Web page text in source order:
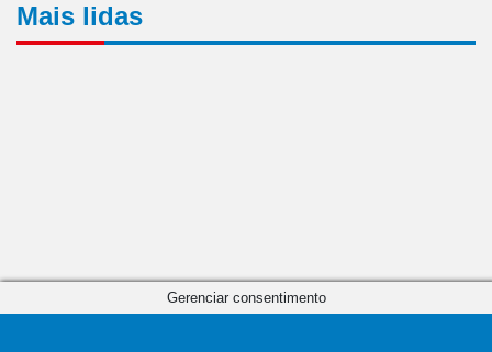
Mais lidas
Gerenciar consentimento